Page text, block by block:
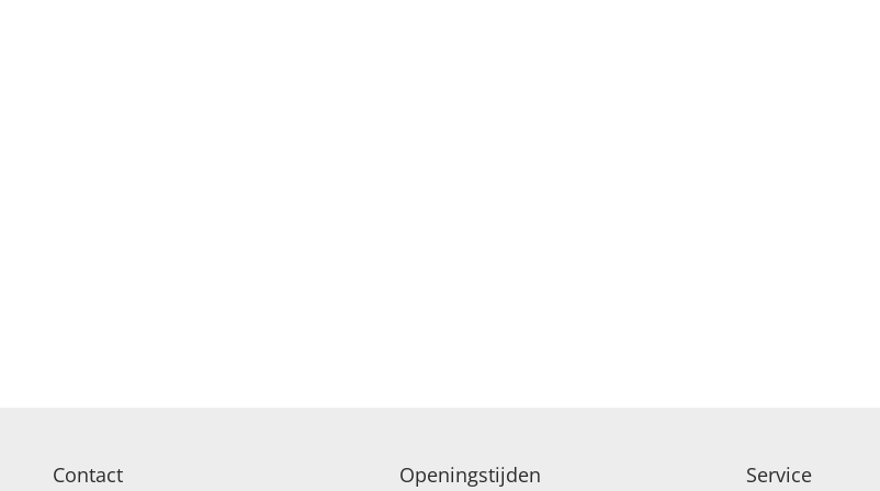
Contact Openingstijden Service